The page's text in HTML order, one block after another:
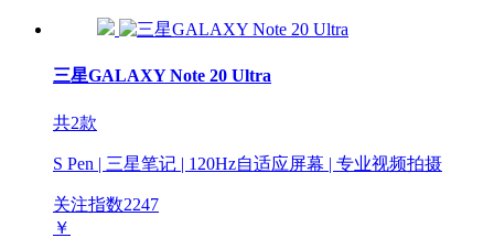
三星GALAXY Note 20 Ultra
共2款
S Pen | 三星笔记 | 120Hz自适应屏幕 | 专业视频拍摄
关注指数2247
￥